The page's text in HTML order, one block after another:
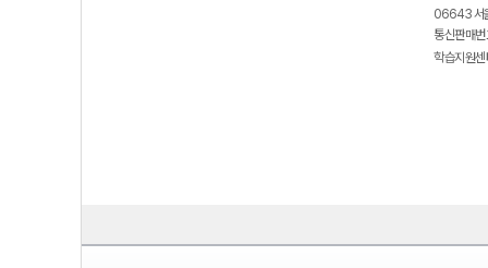
06643 서
통신판매
학습지원